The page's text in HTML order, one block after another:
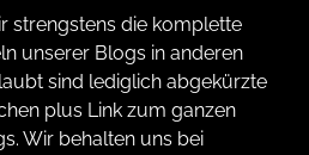
strengstens die komplette
unserer Blogs in anderen
sind lediglich abgekürzte
plus Link zum ganzen
Wir behalten uns bei